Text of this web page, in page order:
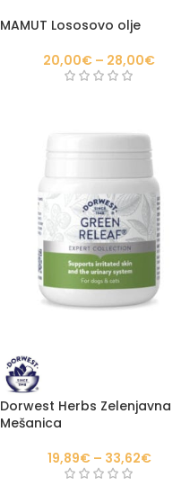
MAMUT Lososovo olje
20,00€ – 28,00€
Dorwest Herbs Zelenjavna
Mešanica
19,89€ – 33,62€